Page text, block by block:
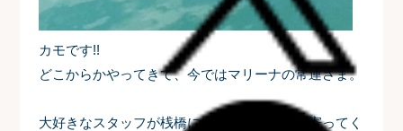
カモです!!
どこからかやってきて、今ではマリーナの常連さま。
大好きなスタッフが桟橋に来ると、カモが近寄ってく